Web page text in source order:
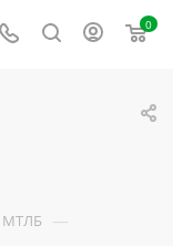
0
МТЛБ —